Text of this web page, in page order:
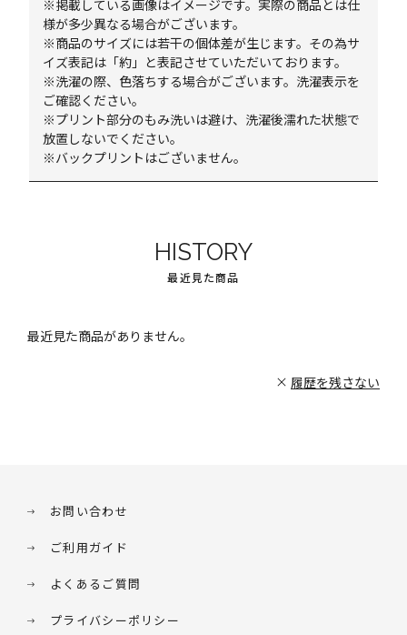
※掲載している画像はイメージです。実際の商品とは仕
様が多少異なる場合がございます。
※商品のサイズには若干の個体差が生じます。その為サ
イズ表記は「約」と表記させていただいております。
※洗濯の際、色落ちする場合がございます。洗濯表示を
ご確認ください。
※プリント部分のもみ洗いは避け、洗濯後濡れた状態で
放置しないでください。
※バックプリントはございません。
HISTORY
最近見た商品
最近見た商品がありません。
履歴を残さない
お問い合わせ
ご利用ガイド
よくあるご質問
プライバシーポリシー